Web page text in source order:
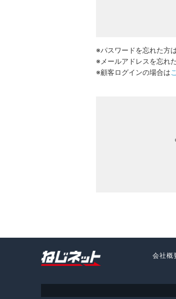
※パスワードを忘れた方
※メールアドレスを忘れ
※顧客ログインの場合は
会社概